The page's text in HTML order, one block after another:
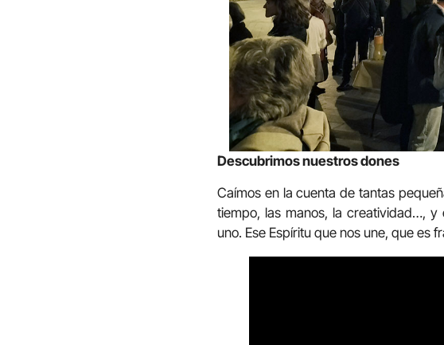
Descubrimos nuestros dones
Caímos en la cuenta de tantas
tiempo, las manos, la creatividad…,
uno. Ese Espíritu que nos une, que es